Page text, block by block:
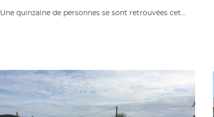
Une quinzaine de personnes se sont retrouvées cet…